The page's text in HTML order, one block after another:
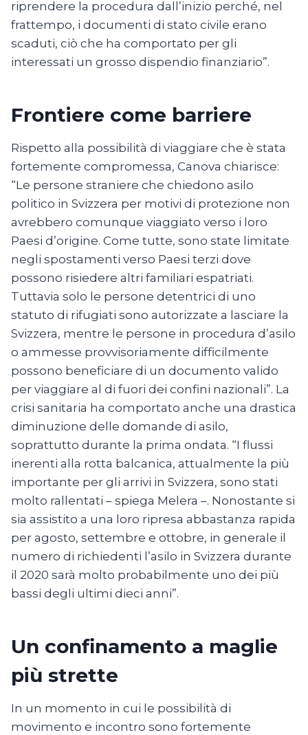
riprendere la procedura dall’inizio perché, nel
frattempo, i documenti di stato civile erano
scaduti, ciò che ha comportato per gli
interessati un grosso dispendio finanziario”.
Frontiere come barriere
Rispetto alla possibilità di viaggiare che è stata
fortemente compromessa, Canova chiarisce:
“Le persone straniere che chiedono asilo
politico in Svizzera per motivi di protezione non
avrebbero comunque viaggiato verso i loro
Paesi d’origine. Come tutte, sono state limitate
negli spostamenti verso Paesi terzi dove
possono risiedere altri familiari espatriati.
Tuttavia solo le persone detentrici di uno
statuto di rifugiati sono autorizzate a lasciare la
Svizzera, mentre le persone in procedura d’asilo
o ammesse provvisoriamente difficilmente
possono beneficiare di un documento valido
per viaggiare al di fuori dei confini nazionali”. La
crisi sanitaria ha comportato anche una drastica
diminuzione delle domande di asilo,
soprattutto durante la prima ondata. “I flussi
inerenti alla rotta balcanica, attualmente la più
importante per gli arrivi in Svizzera, sono stati
molto rallentati – spiega Melera –. Nonostante si
sia assistito a una loro ripresa abbastanza rapida
per agosto, settembre e ottobre, in generale il
numero di richiedenti l’asilo in Svizzera durante
il 2020 sarà molto probabilmente uno dei più
bassi degli ultimi dieci anni”.
Un confinamento a maglie
più strette
In un momento in cui le possibilità di
movimento e incontro sono fortemente